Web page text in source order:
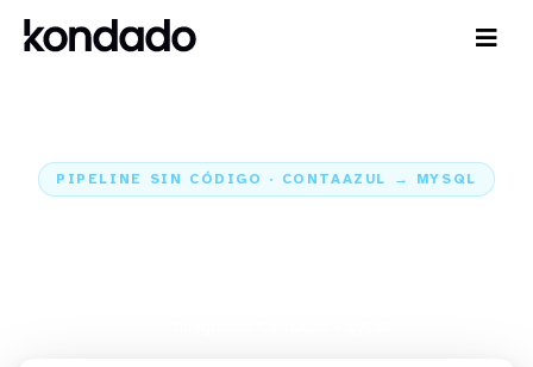
PIPELINE SIN CÓDIGO · CONTAAZUL → MYSQL